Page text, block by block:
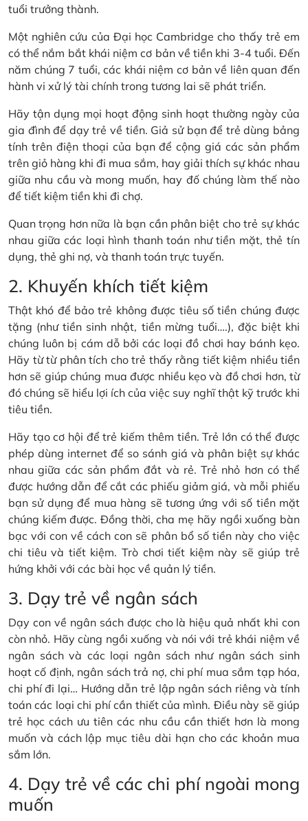
tuổi trưởng thành.
Một nghiên cứu của Đại học Cambridge cho thấy trẻ em
có thể nắm bắt khái niệm cơ bản về tiền khi 3-4 tuổi. Đến
năm chúng 7 tuổi, các khái niệm cơ bản về liên quan đến
hành vi xử lý tài chính trong tương lai sẽ phát triển.
Hãy tận dụng mọi hoạt động sinh hoạt thường ngày của
gia đình để dạy trẻ về tiền. Giả sử bạn để trẻ dùng bảng
tính trên điện thoại của bạn để cộng giá các sản phẩm
trên giỏ hàng khi đi mua sắm, hay giải thích sự khác nhau
giữa nhu cầu và mong muốn, hay đố chúng làm thế nào
để tiết kiệm tiền khi đi chợ.
Quan trọng hơn nữa là bạn cần phân biệt cho trẻ sự khác
nhau giữa các loại hình thanh toán như tiền mặt, thẻ tín
dụng, thẻ ghi nợ, và thanh toán trực tuyến.
2. Khuyến khích tiết kiệm
Thật khó để bảo trẻ không được tiêu số tiền chúng được
tặng (như tiền sinh nhật, tiền mừng tuổi….), đặc biệt khi
chúng luôn bị cám dỗ bởi các loại đồ chơi hay bánh kẹo.
Hãy từ từ phân tích cho trẻ thấy rằng tiết kiệm nhiều tiền
hơn sẽ giúp chúng mua được nhiều kẹo và đồ chơi hơn, từ
đó chúng sẽ hiểu lợi ích của việc suy nghĩ thật kỹ trước khi
tiêu tiền.
Hãy tạo cơ hội để trẻ kiếm thêm tiền. Trẻ lớn có thể được
phép dùng internet để so sánh giá và phân biệt sự khác
nhau giữa các sản phẩm đắt và rẻ. Trẻ nhỏ hơn có thể
được hướng dẫn để cắt các phiếu giảm giá, và mỗi phiếu
bạn sử dụng để mua hàng sẽ tương ứng với số tiền mặt
chúng kiếm được. Đồng thời, cha mẹ hãy ngồi xuống bàn
bạc với con về cách con sẽ phân bổ số tiền này cho việc
chi tiêu và tiết kiệm. Trò chơi tiết kiệm này sẽ giúp trẻ
hứng khởi với các bài học về quản lý tiền.
3. Dạy trẻ về ngân sách
Dạy con về ngân sách được cho là hiệu quả nhất khi con
còn nhỏ. Hãy cùng ngồi xuống và nói với trẻ khái niệm về
ngân sách và các loại ngân sách như ngân sách sinh
hoạt cố định, ngân sách trả nợ, chi phí mua sắm tạp hóa,
chi phí đi lại… Hướng dẫn trẻ lập ngân sách riêng và tính
toán các loại chi phí cần thiết của mình. Điều này sẽ giúp
trẻ học cách ưu tiên các nhu cầu cần thiết hơn là mong
muốn và cách lập mục tiêu dài hạn cho các khoản mua
sắm lớn.
4. Dạy trẻ về các chi phí ngoài mong
muốn